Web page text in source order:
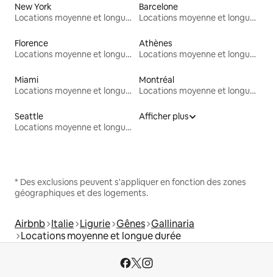
New York
Locations moyenne et longue durée
Barcelone
Locations moyenne et longue durée
Florence
Locations moyenne et longue durée
Athènes
Locations moyenne et longue durée
Miami
Locations moyenne et longue durée
Montréal
Locations moyenne et longue durée
Seattle
Locations moyenne et longue durée
Afficher plus
* Des exclusions peuvent s'appliquer en fonction des zones
géographiques et des logements.
Airbnb Italie Ligurie Gênes Gallinaria
Locations moyenne et longue durée